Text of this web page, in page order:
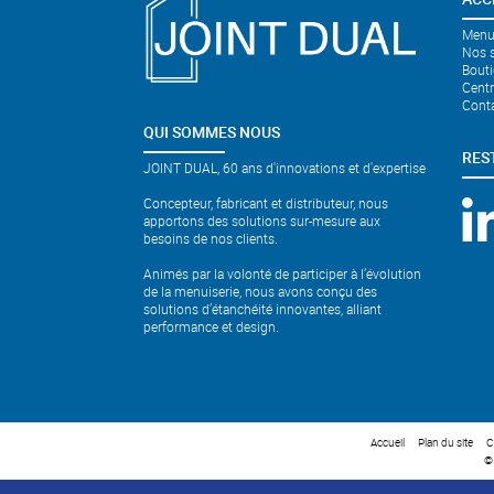
QUI SOMMES NOUS
JOINT DUAL, 60 ans d'innovations et d'expertise
Concepteur, fabricant et distributeur, nous
apportons des solutions sur-mesure aux
besoins de nos clients.
Animés par la volonté de participer à l’évolution
de la menuiserie, nous avons conçu des
solutions d’étanchéité innovantes, alliant
performance et design.
Nos
Accueil Plan du site
©